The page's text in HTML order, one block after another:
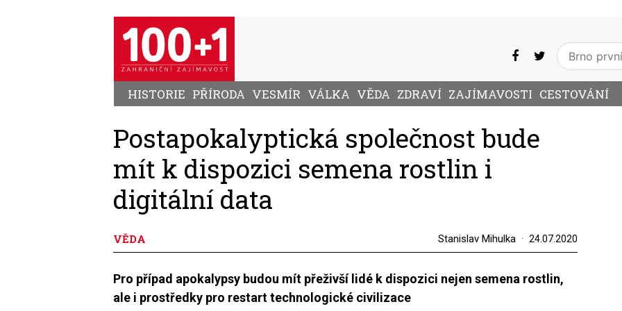
HISTORIE PŘÍRODA VESMÍR VÁLKA VĚDA ZDRAVÍ ZAJÍMAVOSTI CESTOVÁNÍ
Postapokalyptická společnost bude
mít k dispozici semena rostlin i
digitální data
VĚDA Stanislav Mihulka 24.07.2020
Pro případ apokalypsy budou mít přeživší lidé k dispozici nejen semena rostlin,
ale i prostředky pro restart technologické civilizace